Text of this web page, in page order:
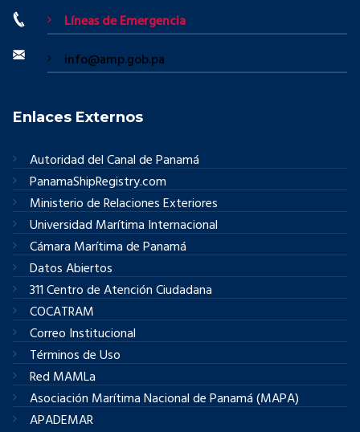
Líneas de Emergencia
info@amp.gob.pa
Enlaces Externos
Autoridad del Canal de Panamá
PanamaShipRegistry.com
Ministerio de Relaciones Exteriores
Universidad Marítima Internacional
Cámara Marítima de Panamá
Datos Abiertos
311 Centro de Atención Ciudadana
COCATRAM
Correo Institucional
Términos de Uso
Red MAMLa
Asociación Marítima Nacional de Panamá (MAPA)
APADEMAR